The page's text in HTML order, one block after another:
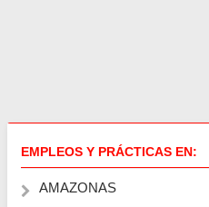
EMPLEOS Y PRÁCTICAS EN:
AMAZONAS